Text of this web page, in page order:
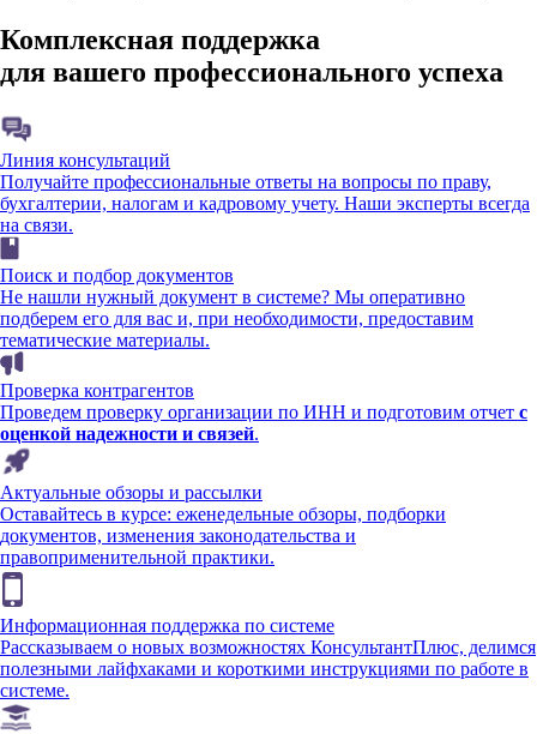
Комплексная поддержка
для вашего профессионального успеха
Линия консультаций
Получайте профессиональные ответы на вопросы по праву,
бухгалтерии, налогам и кадровому учету. Наши эксперты всегда
на связи.
Поиск и подбор документов
Не нашли нужный документ в системе? Мы оперативно
подберем его для вас и, при необходимости, предоставим
тематические материалы.
Проверка контрагентов
Проведем проверку организации по ИНН и подготовим отчет с
оценкой надежности и связей.
Актуальные обзоры и рассылки
Оставайтесь в курсе: еженедельные обзоры, подборки
документов, изменения законодательства и
правоприменительной практики.
Информационная поддержка по системе
Рассказываем о новых возможностях КонсультантПлюс, делимся
полезными лайфхаками и короткими инструкциями по работе в
системе.